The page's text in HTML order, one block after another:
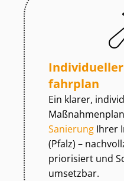
fahr­plan
Ein klarer,
Sanierung Ihrer
(Pfalz) –
priorisiert und
umsetzbar.